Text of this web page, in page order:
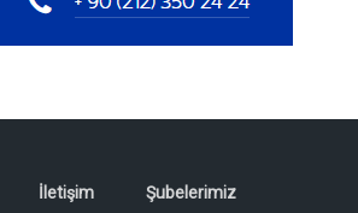
İletişim
Şubelerimiz